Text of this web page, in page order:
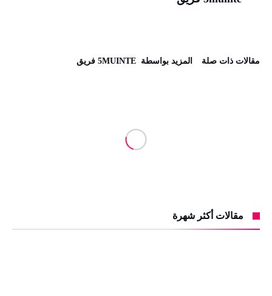
‫مقالات ذات صلة‬ ‫‫المزيد بواسطة‬ ‬ 5MUINTE فريق
مقالات أكثر شهرة